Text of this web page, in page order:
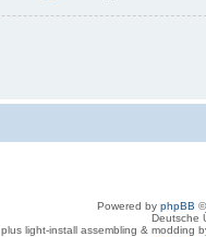
Powered by phpBB
Deutsche
plus light-install assembling & modding